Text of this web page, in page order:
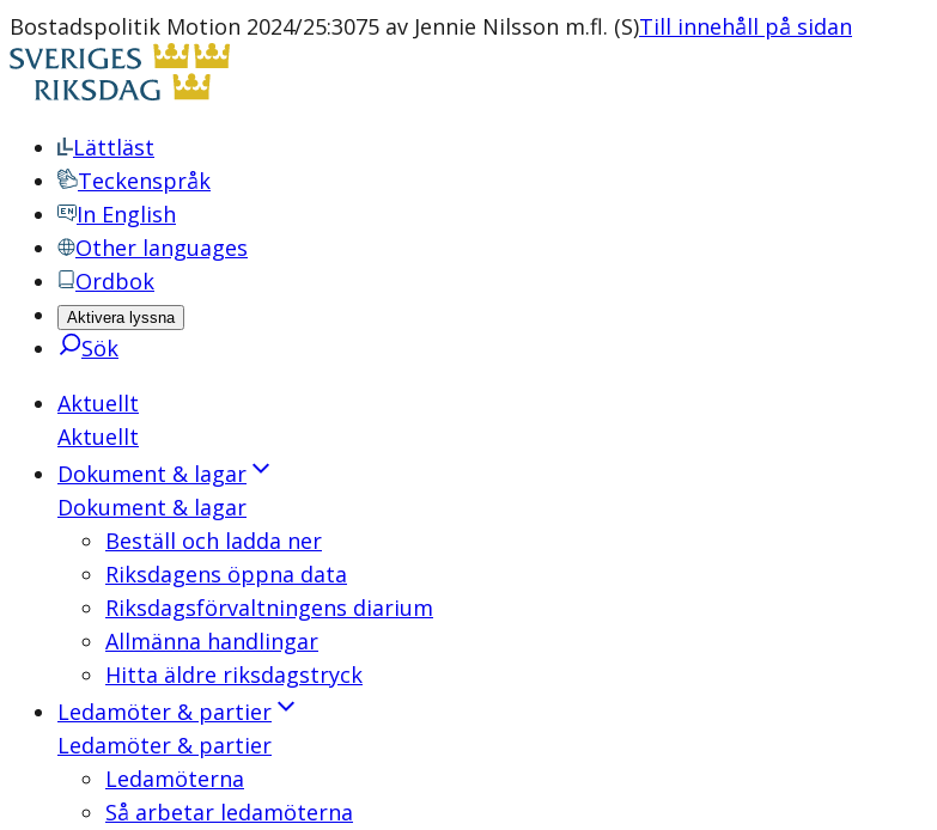
Bostadspolitik Motion 2024/25:3075 av Jennie Nilsson m.fl. (S)Till innehåll på sidan
Lättläst
Teckenspråk
In English
Other languages
Ordbok
Aktivera lyssna
Sök
Aktuellt
Aktuellt
Dokument & lagar
Dokument & lagar
Beställ och ladda ner
Riksdagens öppna data
Riksdagsförvaltningens diarium
Allmänna handlingar
Hitta äldre riksdagstryck
Ledamöter & partier
Ledamöter & partier
Ledamöterna
Så arbetar ledamöterna